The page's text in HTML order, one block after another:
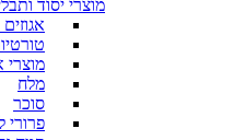
מוצרי יסוד
מוצרי
מלח
סוכר
פרורי